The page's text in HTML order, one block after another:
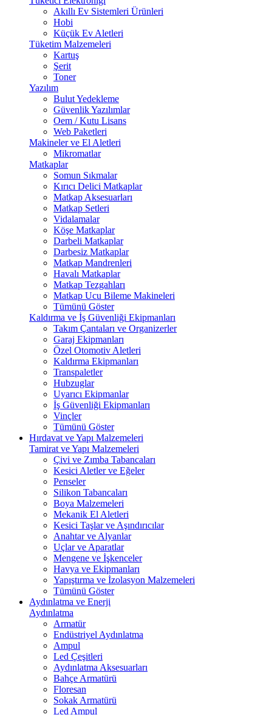
Akıllı Ev Sistemleri Ürünleri
Hobi
Küçük Ev Aletleri
Tüketim Malzemeleri
Kartuş
Şerit
Toner
Yazılım
Bulut Yedekleme
Güvenlik Yazılımlar
Oem / Kutu Lisans
Web Paketleri
Makineler ve El Aletleri
Mikromatlar
Matkaplar
Somun Sıkmalar
Kırıcı Delici Matkaplar
Matkap Aksesuarları
Matkap Setleri
Vidalamalar
Köşe Matkaplar
Darbeli Matkaplar
Darbesiz Matkaplar
Matkap Mandrenleri
Havalı Matkaplar
Matkap Tezgahları
Matkap Ucu Bileme Makineleri
Tümünü Göster
Kaldırma ve İş Güvenliği Ekipmanları
Takım Çantaları ve Organizerler
Garaj Ekipmanları
Özel Otomotiv Aletleri
Kaldırma Ekipmanları
Transpaletler
Hubzuglar
Uyarıcı Ekipmanlar
İş Güvenliği Ekipmanları
Vinçler
Tümünü Göster
Hırdavat ve Yapı Malzemeleri
Tamirat ve Yapı Malzemeleri
Çivi ve Zımba Tabancaları
Kesici Aletler ve Eğeler
Penseler
Silikon Tabancaları
Boya Malzemeleri
Mekanik El Aletleri
Kesici Taşlar ve Aşındırıcılar
Anahtar ve Alyanlar
Uçlar ve Aparatlar
Mengene ve İşkenceler
Havya ve Ekipmanları
Yapıştırma ve İzolasyon Malzemeleri
Tümünü Göster
Aydınlatma ve Enerji
Aydınlatma
Armatür
Endüstriyel Aydınlatma
Ampul
Led Çeşitleri
Aydınlatma Aksesuarları
Bahçe Armatürü
Floresan
Sokak Armatürü
Led Ampul